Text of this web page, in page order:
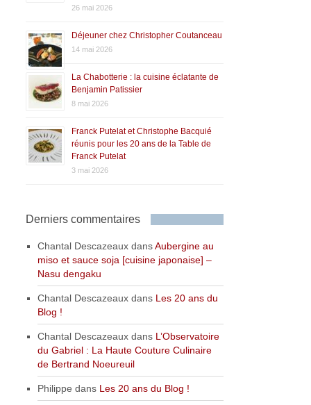
26 mai 2026
Déjeuner chez Christopher Coutanceau
14 mai 2026
La Chabotterie : la cuisine éclatante de
Benjamin Patissier
8 mai 2026
Franck Putelat et Christophe Bacquié
réunis pour les 20 ans de la Table de
Franck Putelat
3 mai 2026
Derniers commentaires
Chantal Descazeaux dansAubergine au
miso et sauce soja [cuisine japonaise] –
Nasu dengaku
Chantal Descazeaux dans Les 20 ans du
Blog !
Chantal Descazeaux dans L’Observatoire
du Gabriel : La Haute Couture Culinaire
de Bertrand Noeureuil
Philippe dans Les 20 ans du Blog !